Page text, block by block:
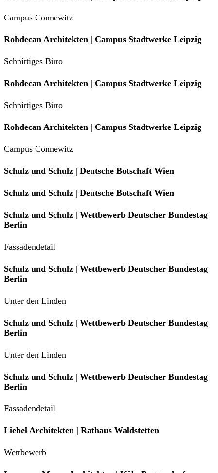
Campus Connewitz
Rohdecan Architekten | Campus Stadtwerke Leipzig
Schnittiges Büro
Rohdecan Architekten | Campus Stadtwerke Leipzig
Schnittiges Büro
Rohdecan Architekten | Campus Stadtwerke Leipzig
Campus Connewitz
Schulz und Schulz | Deutsche Botschaft Wien
Schulz und Schulz | Deutsche Botschaft Wien
Schulz und Schulz | Wettbewerb Deutscher Bundestag
Berlin
Fassadendetail
Schulz und Schulz | Wettbewerb Deutscher Bundestag
Berlin
Unter den Linden
Schulz und Schulz | Wettbewerb Deutscher Bundestag
Berlin
Unter den Linden
Schulz und Schulz | Wettbewerb Deutscher Bundestag
Berlin
Fassadendetail
Liebel Architekten | Rathaus Waldstetten
Wettbewerb